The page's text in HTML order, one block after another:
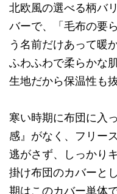
北欧風の選べる柄バ
バーで、「毛布の要
う名前だけあって暖
ふわふわで柔らかな
生地だから保温性も
寒い時期に布団に入
感』がなく、フリー
逃がさず、しっかり
掛け布団のカバーと
期はこのカバー単体